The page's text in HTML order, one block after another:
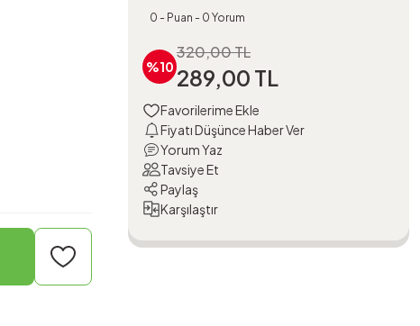
0 - Puan - 0 Yorum
%10
320,00 TL
289,00 TL
Fiyatı Düşünce Haber Ver
Yorum Yaz
Tavsiye Et
Paylaş
Karşılaştır